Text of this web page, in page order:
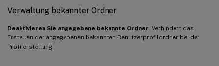
Verwaltung bekannter Ordner
Deaktivieren Sie angegebene bekannte Ordner . Verhindert das
Erstellen der angegebenen bekannten Benutzerprofilordner bei der
Profilerstellung.